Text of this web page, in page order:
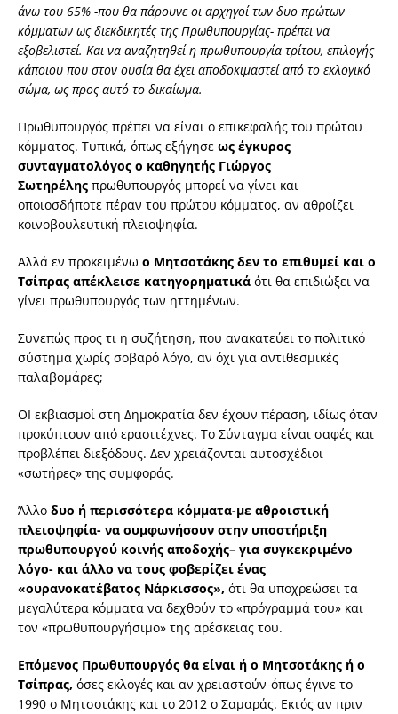
άνω του 65% -που θα πάρουνε οι αρχηγοί των δυο πρώτων
κόμματων ως διεκδικητές της Πρωθυπουργίας- πρέπει να
εξοβελιστεί. Και να αναζητηθεί η πρωθυπουργία τρίτου, επιλογής
κάποιου που στον ουσία θα έχει αποδοκιμαστεί από το εκλογικό
σώμα, ως προς αυτό το δικαίωμα.
Πρωθυπουργός πρέπει να είναι ο επικεφαλής του πρώτου
κόμματος. Τυπικά, όπως εξήγησε ως έγκυρος
συνταγματολόγος ο καθηγητής Γιώργος
Σωτηρέλης πρωθυπουργός μπορεί να γίνει και
οποιοσδήποτε πέραν του πρώτου κόμματος, αν αθροίζει
κοινοβουλευτική πλειοψηφία.
Αλλά εν προκειμένω ο Μητσοτάκης δεν το επιθυμεί και ο
Τσίπρας απέκλεισε κατηγορηματικά ότι θα επιδιώξει να
γίνει πρωθυπουργός των ηττημένων.
Συνεπώς προς τι η συζήτηση, που ανακατεύει το πολιτικό
σύστημα χωρίς σοβαρό λόγο, αν όχι για αντιθεσμικές
παλαβομάρες;
ΟΙ εκβιασμοί στη Δημοκρατία δεν έχουν πέραση, ιδίως όταν
προκύπτουν από ερασιτέχνες. Το Σύνταγμα είναι σαφές και
προβλέπει διεξόδους. Δεν χρειάζονται αυτοσχέδιοι
«σωτήρες» της συμφοράς.
Άλλο δυο ή περισσότερα κόμματα-με αθροιστική
πλειοψηφία- να συμφωνήσουν στην υποστήριξη
πρωθυπουργού κοινής αποδοχής– για συγκεκριμένο
λόγο- και άλλο να τους φοβερίζει ένας
«ουρανοκατέβατος Νάρκισσος», ότι θα υποχρεώσει τα
μεγαλύτερα κόμματα να δεχθούν το «πρόγραμμά του» και
τον «πρωθυπουργήσιμο» της αρέσκειας του.
Επόμενος Πρωθυπουργός θα είναι ή ο Μητσοτάκης ή ο
Τσίπρας, όσες εκλογές και αν χρειαστούν-όπως έγινε το
1990 ο Μητσοτάκης και το 2012 ο Σαμαράς. Εκτός αν πριν